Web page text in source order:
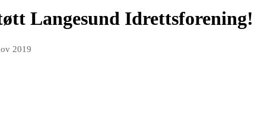
Langesund Idrettsforening!
2019